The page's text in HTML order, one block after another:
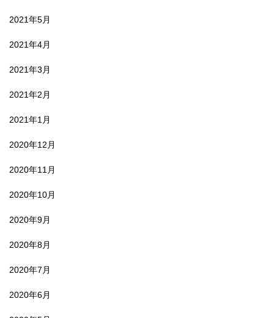
2021年5月
2021年4月
2021年3月
2021年2月
2021年1月
2020年12月
2020年11月
2020年10月
2020年9月
2020年8月
2020年7月
2020年6月